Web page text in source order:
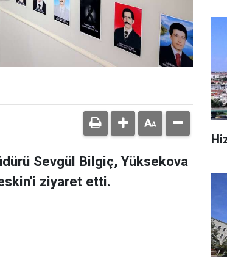
Sevgül Bilgiç, Yüksekova
ziyaret etti.